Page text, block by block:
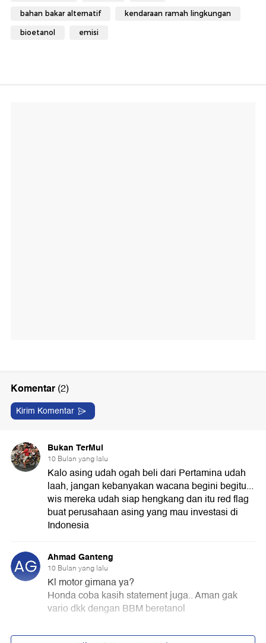
bahan bakar alternatif kendaraan ramah lingkungan
bioetanol emisi